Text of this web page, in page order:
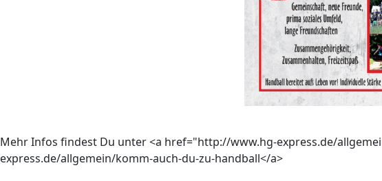
Mehr Infos findest Du unter <a href="http://www.hg-express.de/
express.de/allgemein/komm-auch-du-zu-handball</a>